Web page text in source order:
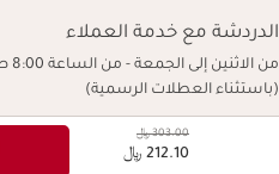
السعر السابق هو 303.00 ﷼
303.00 ﷼
212.10 ﷼
الدردشة مع خدمة العملاء
من الاثنين إلى الجمعة - من الساعة 8:00 صباحاً حتى 5:00 مساءً
(باستثناء العطلات الرسمية)